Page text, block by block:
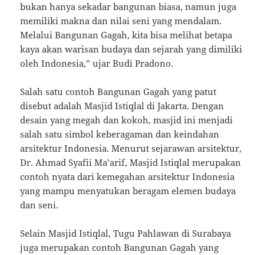
bukan hanya sekadar bangunan biasa, namun juga
memiliki makna dan nilai seni yang mendalam.
Melalui Bangunan Gagah, kita bisa melihat betapa
kaya akan warisan budaya dan sejarah yang dimiliki
oleh Indonesia,” ujar Budi Pradono.
Salah satu contoh Bangunan Gagah yang patut
disebut adalah Masjid Istiqlal di Jakarta. Dengan
desain yang megah dan kokoh, masjid ini menjadi
salah satu simbol keberagaman dan keindahan
arsitektur Indonesia. Menurut sejarawan arsitektur,
Dr. Ahmad Syafii Ma’arif, Masjid Istiqlal merupakan
contoh nyata dari kemegahan arsitektur Indonesia
yang mampu menyatukan beragam elemen budaya
dan seni.
Selain Masjid Istiqlal, Tugu Pahlawan di Surabaya
juga merupakan contoh Bangunan Gagah yang